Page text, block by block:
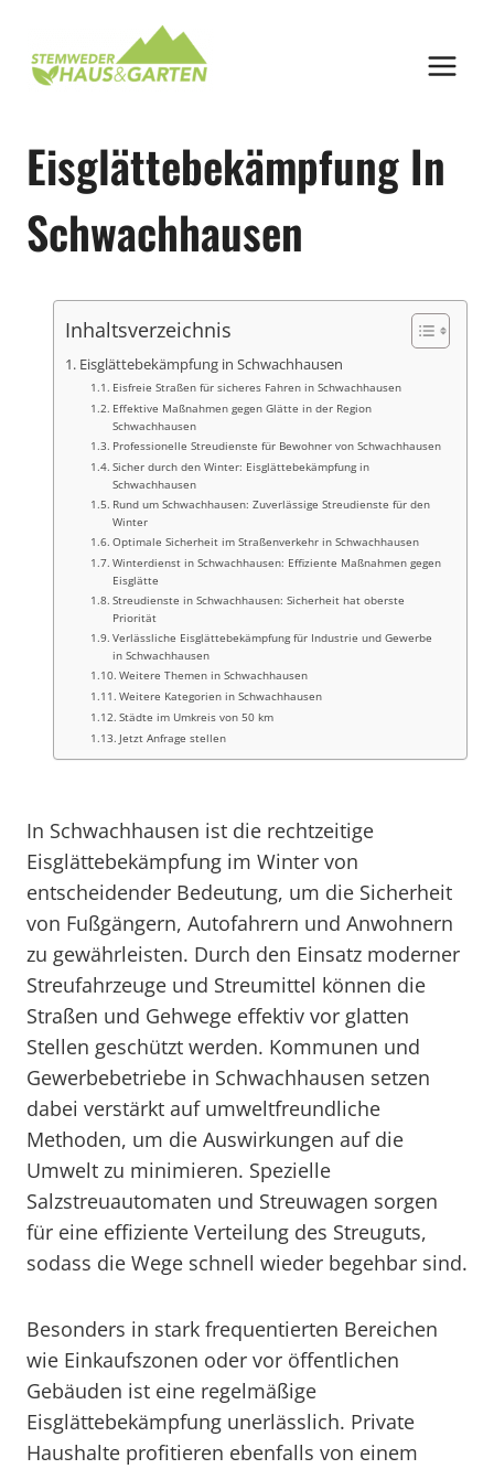
springen
Eisglättebekämpfung In
Schwachhausen
Inhaltsverzeichnis
Eisglättebekämpfung in Schwachhausen
Eisfreie Straßen für sicheres Fahren in Schwachhausen
Effektive Maßnahmen gegen Glätte in der Region
Schwachhausen
Professionelle Streudienste für Bewohner von Schwachhausen
Sicher durch den Winter: Eisglättebekämpfung in
Schwachhausen
Rund um Schwachhausen: Zuverlässige Streudienste für den
Winter
Optimale Sicherheit im Straßenverkehr in Schwachhausen
Winterdienst in Schwachhausen: Effiziente Maßnahmen gegen
Eisglätte
Streudienste in Schwachhausen: Sicherheit hat oberste
Priorität
Verlässliche Eisglättebekämpfung für Industrie und Gewerbe
in Schwachhausen
Weitere Themen in Schwachhausen
Weitere Kategorien in Schwachhausen
Städte im Umkreis von 50 km
Jetzt Anfrage stellen
In Schwachhausen ist die rechtzeitige
Eisglättebekämpfung im Winter von
entscheidender Bedeutung, um die Sicherheit
von Fußgängern, Autofahrern und Anwohnern
zu gewährleisten. Durch den Einsatz moderner
Streufahrzeuge und Streumittel können die
Straßen und Gehwege effektiv vor glatten
Stellen geschützt werden. Kommunen und
Gewerbebetriebe in Schwachhausen setzen
dabei verstärkt auf umweltfreundliche
Methoden, um die Auswirkungen auf die
Umwelt zu minimieren. Spezielle
Salzstreuautomaten und Streuwagen sorgen
für eine effiziente Verteilung des Streuguts,
sodass die Wege schnell wieder begehbar sind.
Besonders in stark frequentierten Bereichen
wie Einkaufszonen oder vor öffentlichen
Gebäuden ist eine regelmäßige
Eisglättebekämpfung unerlässlich. Private
Haushalte profitieren ebenfalls von einem